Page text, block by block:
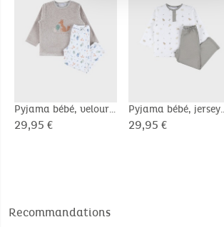
Pyjama bébé, velours
imprimé
29,95 €
Pyjama bébé, jersey
imprimé
29,95 €
Recommandations